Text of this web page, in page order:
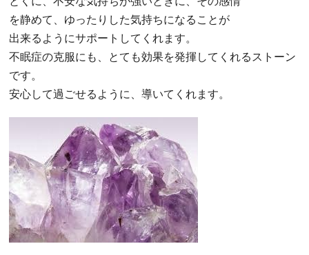
を静めて、ゆったりした気持ちになることが
出来るようにサポートしてくれます。
不眠症の克服にも、とても効果を発揮してくれるストーン
です。
安心して過ごせるように、導いてくれます。